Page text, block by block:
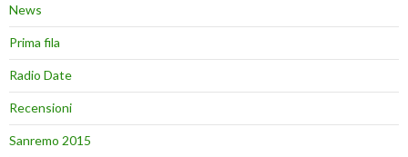
News
Prima fila
Radio Date
Recensioni
Sanremo 2015